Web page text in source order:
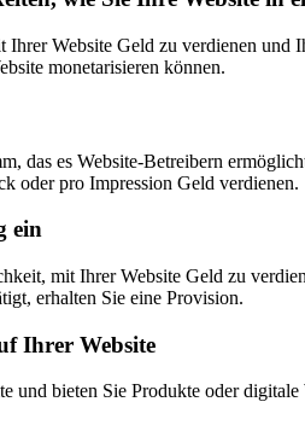
Website Geld zu verdienen
monetarisieren können.
das es Website-Betreibern
oder pro Impression Geld verdienen.
ein
mit Ihrer Website Geld zu
erhalten Sie eine Provision.
Ihrer Website
und bieten Sie Produkte oder